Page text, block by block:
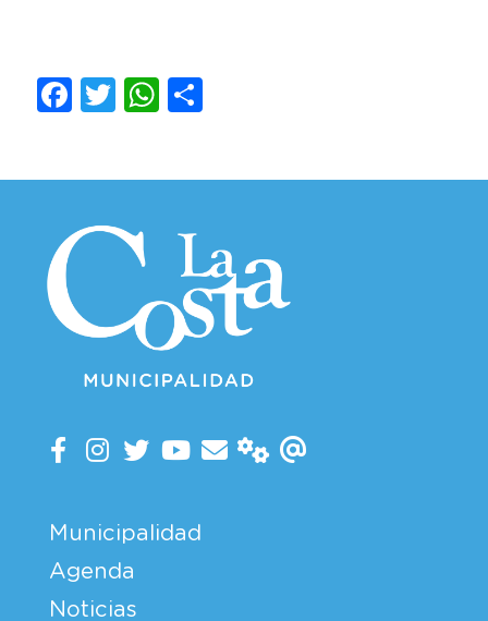
Facebook
TwitterWhatsApp
Municipalidad
Agenda
Noticias